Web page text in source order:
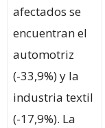
afectados se
encuentran el
automotriz
(-33,9%) y la
industria textil
(-17,9%). La